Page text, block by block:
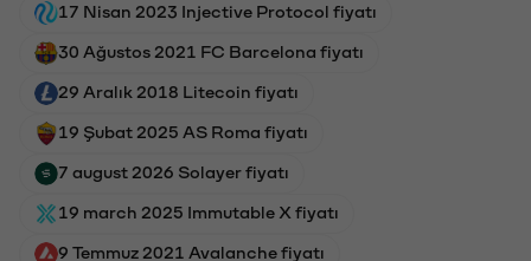
17 Nisan 2023 Injective Protocol fiyatı
30 Ağustos 2021 FC Barcelona fiyatı
29 Aralık 2018 Litecoin fiyatı
19 Şubat 2025 AS Roma fiyatı
7 august 2026 Solayer fiyatı
19 march 2025 Immutable X fiyatı
9 Temmuz 2021 Avalanche fiyatı